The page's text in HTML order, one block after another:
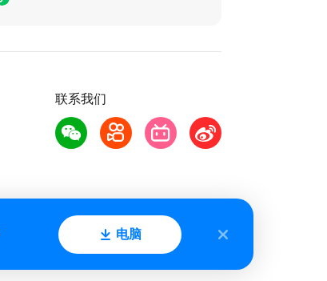
联系我们
电脑